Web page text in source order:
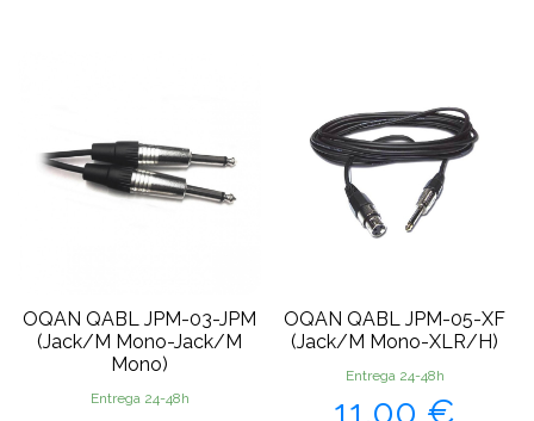
OQAN QABL JPM-03-JPM
(Jack/M Mono-Jack/M
Mono)
Entrega 24-48h
OQAN QABL JPM-05-XF
(Jack/M Mono-XLR/H)
Entrega 24-48h
Precio
11,00 €